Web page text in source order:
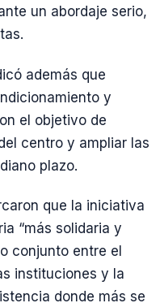
un abordaje serio,
además que
y
el objetivo de
centro y ampliar las
plazo.
que la iniciativa
“más solidaria y
conjunto entre el
instituciones y la
donde más se